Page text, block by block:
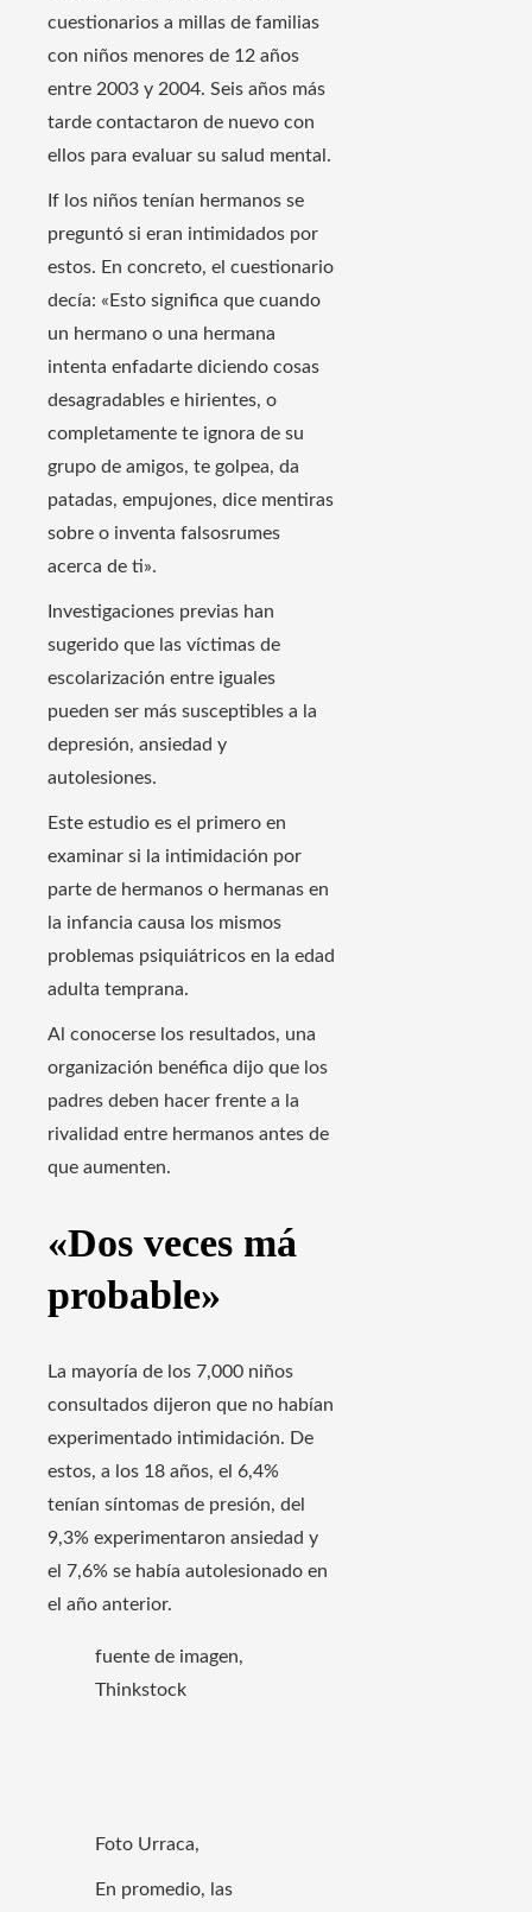
cuestionarios a millas de familias
con niños menores de 12 años
entre 2003 y 2004. Seis años más
tarde contactaron de nuevo con
ellos para evaluar su salud mental.
If los niños tenían hermanos se
preguntó si eran intimidados por
estos. En concreto, el cuestionario
decía: «Esto significa que cuando
un hermano o una hermana
intenta enfadarte diciendo cosas
desagradables e hirientes, o
completamente te ignora de su
grupo de amigos, te golpea, da
patadas, empujones, dice mentiras
sobre o inventa falsosrumes
acerca de ti».
Investigaciones previas han
sugerido que las víctimas de
escolarización entre iguales
pueden ser más susceptibles a la
depresión, ansiedad y
autolesiones.
Este estudio es el primero en
examinar si la intimidación por
parte de hermanos o hermanas en
la infancia causa los mismos
problemas psiquiátricos en la edad
adulta temprana.
Al conocerse los resultados, una
organización benéfica dijo que los
padres deben hacer frente a la
rivalidad entre hermanos antes de
que aumenten.
«Dos veces má
probable»
La mayoría de los 7,000 niños
consultados dijeron que no habían
experimentado intimidación. De
estos, a los 18 años, el 6,4%
tenían síntomas de presión, del
9,3% experimentaron ansiedad y
el 7,6% se había autolesionado en
el año anterior.
fuente de imagen,
Thinkstock
Foto Urraca,
En promedio, las